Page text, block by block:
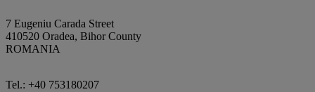
7 Eugeniu Carada Street
410520 Oradea, Bihor County
ROMANIA
Tel.: +40 753180207